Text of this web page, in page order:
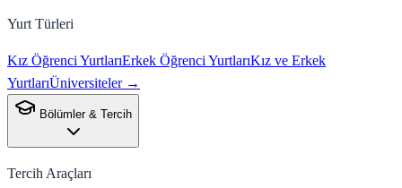
Yurt Türleri
Kız Öğrenci YurtlarıErkek Öğrenci YurtlarıKız ve Erkek
YurtlarıÜniversiteler →
Bölümler & Tercih
Tercih Araçları